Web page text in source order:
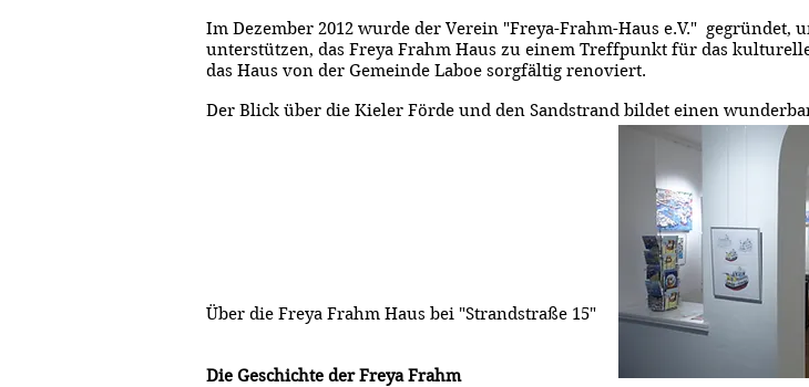
Im Dezember 2012 wurde der Verein "Freya-Frahm-Haus e.V." gegründet,
unterstützen, das Freya Frahm Haus zu einem Treffpunkt für das
das Haus von der Gemeinde Laboe sorgfältig renoviert.
Der Blick über die Kieler Förde und den Sandstrand bildet einen
Über die Freya Frahm Haus bei "Strandstraße 15"
Die Geschichte der Freya Frahm